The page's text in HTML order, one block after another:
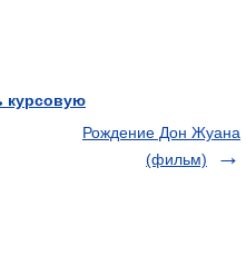
курсовую
Рождение Дон Жуана
(фильм)